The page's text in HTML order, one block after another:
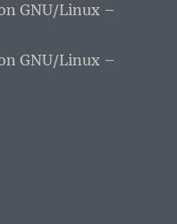
GNU/Linux –
GNU/Linux –